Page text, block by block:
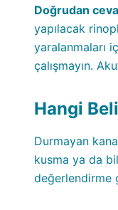
Doğrudan
yapılacak
yaralanmaları
çalışmayın.
Hangi
Durmayan
kusma ya da
değerlendirme